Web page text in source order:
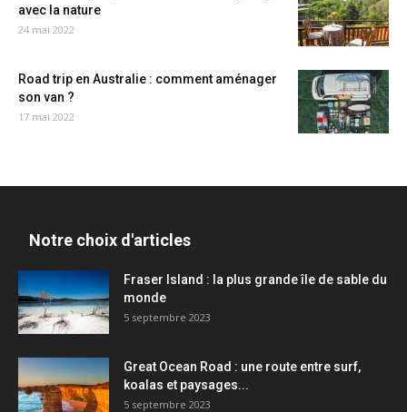
avec la nature
24 mai 2022
Road trip en Australie : comment aménager
son van ?
17 mai 2022
Notre choix d'articles
Fraser Island : la plus grande île de sable du
monde
5 septembre 2023
Great Ocean Road : une route entre surf,
koalas et paysages...
5 septembre 2023